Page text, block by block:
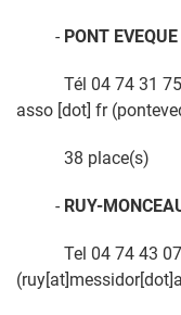
- PONT EVEQUE
Tél 04 74 31 75
asso [dot] fr
38 place(s)
- RUY-
Tel 04 74 43